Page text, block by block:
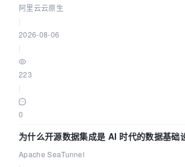
缺资源
阿里云云原生
2026-08-06
223
0
为什么开源数据集成是 AI 时代的数据基础
Apache SeaTunnel